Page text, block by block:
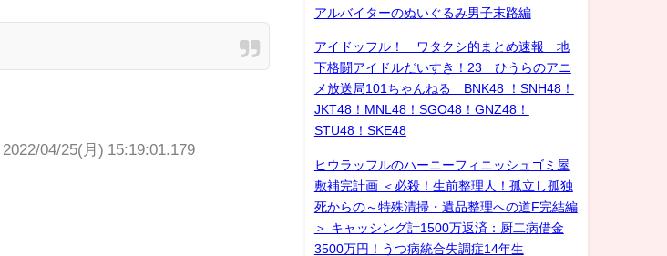
2022/04/25(月) 15:19:01.179
アルバイターのぬいぐるみ男子末路編
アイドッフル！ ワタクシ的まとめ速報 地
下格闘アイドルだいすき！23 ひうらのアニ
メ放送局101ちゃんねる BNK48 ！SNH48！
JKT48！MNL48！SGO48！GNZ48！
STU48！SKE48
ヒウラッフルのハーニーフィニッシュゴミ屋
敷補完計画 ＜必殺！生前整理人！孤立し孤独
死からの～特殊清掃・遺品整理への道F完結編
＞ キャッシング計1500万返済：厨二病借金
3500万円！うつ病統合失調症14年生